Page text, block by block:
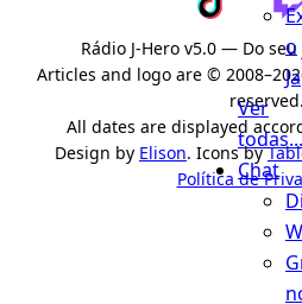
o
Ver
todas...
Chat
Rádio J-Hero v5.0 — Do
Articles and logo are ©
reserved.
All dates are displayed
Design by Elison. Icons by
Política de